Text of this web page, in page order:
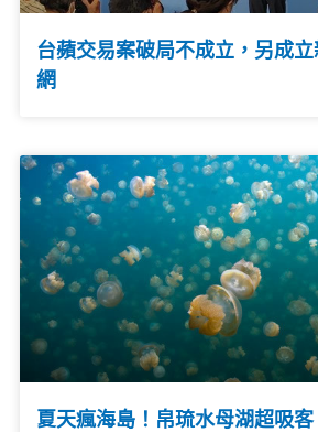
台蘋交易案破局不成立，另成
網
夏天瘋海島！帛琉水母湖超吸客